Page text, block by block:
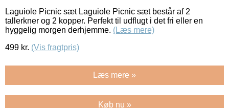
Laguiole Picnic sæt Laguiole Picnic sæt består af 2
tallerkner og 2 kopper. Perfekt til udflugt i det fri eller en
hyggelig morgen derhjemme. (Læs mere)
499 kr. (Vis fragtpris)
Læs mere »
Køb nu »